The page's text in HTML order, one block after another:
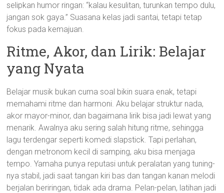
selipkan humor ringan: “kalau kesulitan, turunkan tempo dulu,
jangan sok gaya.” Suasana kelas jadi santai, tetapi tetap
fokus pada kemajuan.
Ritme, Akor, dan Lirik: Belajar
yang Nyata
Belajar musik bukan cuma soal bikin suara enak, tetapi
memahami ritme dan harmoni. Aku belajar struktur nada,
akor mayor-minor, dan bagaimana lirik bisa jadi lewat yang
menarik. Awalnya aku sering salah hitung ritme, sehingga
lagu terdengar seperti komedi slapstick. Tapi perlahan,
dengan metronom kecil di samping, aku bisa menjaga
tempo. Yamaha punya reputasi untuk peralatan yang tuning-
nya stabil, jadi saat tangan kiri bas dan tangan kanan melodi
berjalan beriringan, tidak ada drama. Pelan-pelan, latihan jadi